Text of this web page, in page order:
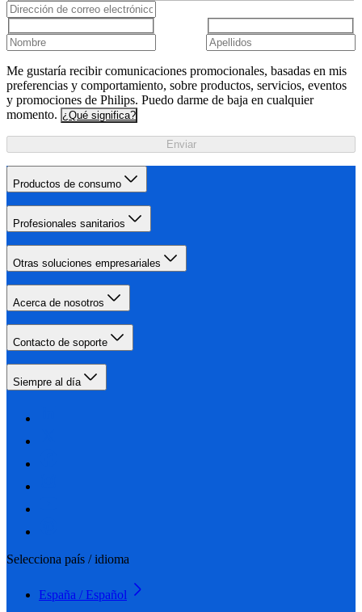
Me gustaría recibir comunicaciones promocionales, basadas en mis
preferencias y comportamiento, sobre productos, servicios, eventos
y promociones de Philips. Puedo darme de baja en cualquier
momento. ¿Qué significa?
Enviar
Productos de consumo
Profesionales sanitarios
Otras soluciones empresariales
Acerca de nosotros
Contacto de soporte
Siempre al día
Selecciona país / idioma
España / Español